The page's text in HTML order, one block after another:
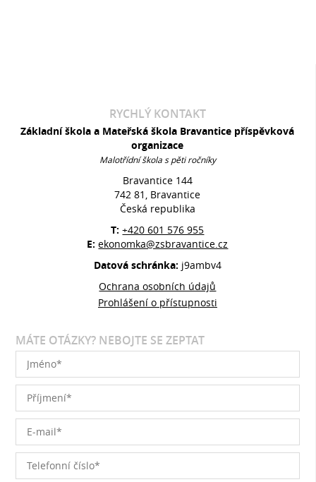
RYCHLÝ KONTAKT
Základní škola a Mateřská škola Bravantice příspěvková
organizace
Malotřídní škola s pěti ročníky
Bravantice 144
742 81, Bravantice
Česká republika
T:+420 601 576 955
E:ekonomka@zsbravantice.cz
Datová schránka: j9ambv4
Ochrana osobních údajů
Prohlášení o přístupnosti
MÁTE OTÁZKY? NEBOJTE SE ZEPTAT